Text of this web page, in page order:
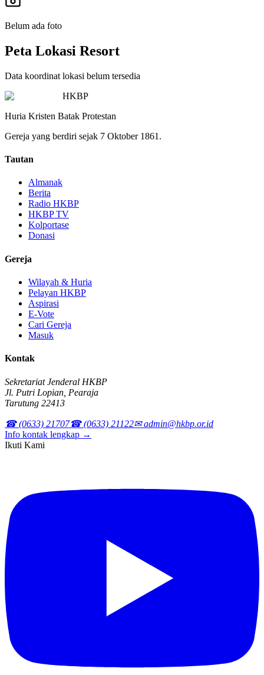
Belum ada foto
Peta Lokasi Resort
Data koordinat lokasi belum tersedia
HKBP
Huria Kristen Batak Protestan
Gereja yang berdiri sejak 7 Oktober 1861.
Tautan
Almanak
Berita
Radio HKBP
HKBP TV
Kolportase
Donasi
Gereja
Wilayah & Huria
Pelayan HKBP
Aspirasi
E-Vote
Cari Gereja
Masuk
Kontak
Sekretariat Jenderal HKBP
Jl. Putri Lopian, Pearaja
Tarutung 22413
☎ (0633) 21707☎ (0633) 21122✉ admin@hkbp.or.id
Info kontak lengkap →
Ikuti Kami